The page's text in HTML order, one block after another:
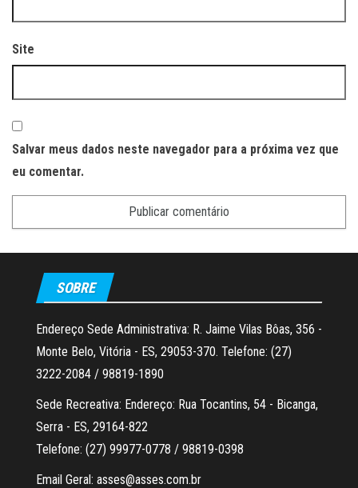
Site
Salvar meus dados neste navegador para a próxima vez que
eu comentar.
SOBRE
Endereço Sede Administrativa: R. Jaime Vilas Bôas, 356 -
Monte Belo, Vitória - ES, 29053-370. Telefone: (27)
3222-2084 / 98819-1890
Sede Recreativa: Endereço: Rua Tocantins, 54 - Bicanga,
Serra - ES, 29164-822
Telefone: (27) 99977-0778 / 98819-0398
Email Geral: asses@asses.com.br